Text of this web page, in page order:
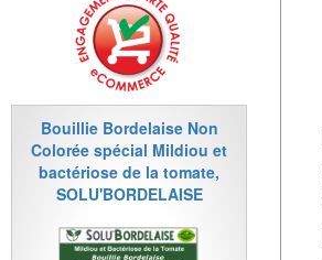
Bouillie Bordelaise Non
Colorée spécial Mildiou et
bactériose de la tomate,
SOLU'BORDELAISE